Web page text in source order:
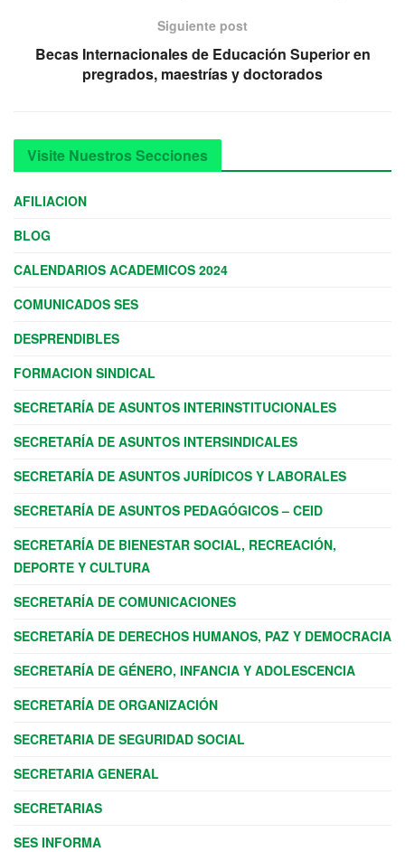
Siguiente post
Becas Internacionales de Educación Superior en
pregrados, maestrías y doctorados
Visite Nuestros Secciones
AFILIACION
BLOG
CALENDARIOS ACADEMICOS 2024
COMUNICADOS SES
DESPRENDIBLES
FORMACION SINDICAL
SECRETARÍA DE ASUNTOS INTERINSTITUCIONALES
SECRETARÍA DE ASUNTOS INTERSINDICALES
SECRETARÍA DE ASUNTOS JURÍDICOS Y LABORALES
SECRETARÍA DE ASUNTOS PEDAGÓGICOS – CEID
SECRETARÍA DE BIENESTAR SOCIAL, RECREACIÓN,
DEPORTE Y CULTURA
SECRETARÍA DE COMUNICACIONES
SECRETARÍA DE DERECHOS HUMANOS, PAZ Y DEMOCRACIA
SECRETARÍA DE GÉNERO, INFANCIA Y ADOLESCENCIA
SECRETARÍA DE ORGANIZACIÓN
SECRETARIA DE SEGURIDAD SOCIAL
SECRETARIA GENERAL
SECRETARIAS
SES INFORMA